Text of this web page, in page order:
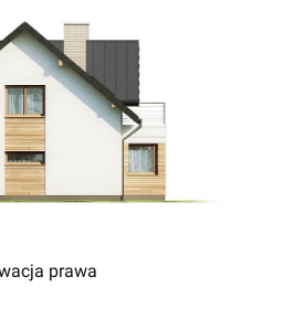
prawa